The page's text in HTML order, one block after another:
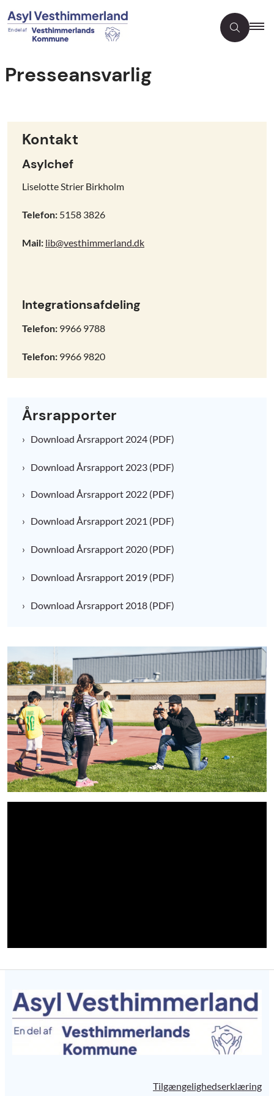
Presseansvarlig
Kontakt
Asylchef
Liselotte Strier Birkholm
Telefon: 5158 3826
Mail: lib@vesthimmerland.dk
Integrationsafdeling
Telefon: 9966 9788
Telefon: 9966 9820
Årsrapporter
Download Årsrapport 2024 (PDF)
Download Årsrapport 2023 (PDF)
Download Årsrapport 2022 (PDF)
Download Årsrapport 2021 (PDF)
Download Årsrapport 2020 (PDF)
Download Årsrapport 2019 (PDF)
Download Årsrapport 2018 (PDF)
Tilgængelighedserklæring